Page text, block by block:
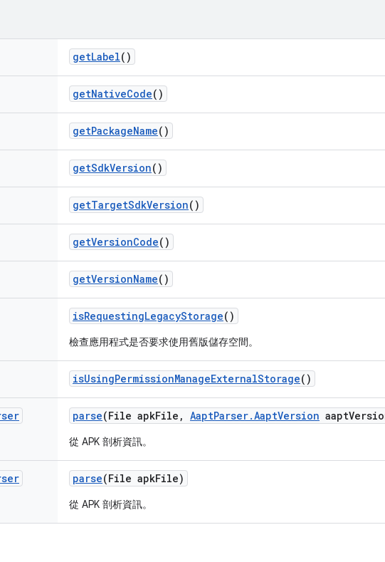
getLabel()
getNativeCode()
getPackageName()
getSdkVersion()
getTargetSdkVersion()
getVersionCode()
getVersionName()
isRequestingLegacyStorage()
檢查應用程式是否要求使用舊版儲存空間。
isUsingPermissionManageExternalStorage()
parse(File apkFile , AaptParser.AaptVersion aapt
從 APK 剖析資訊。
parse(File apkFile)
從 APK 剖析資訊。